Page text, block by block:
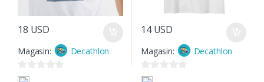
18 USD
Magasin: Decathlon
0
14USD
Magasin: Decathlon
0